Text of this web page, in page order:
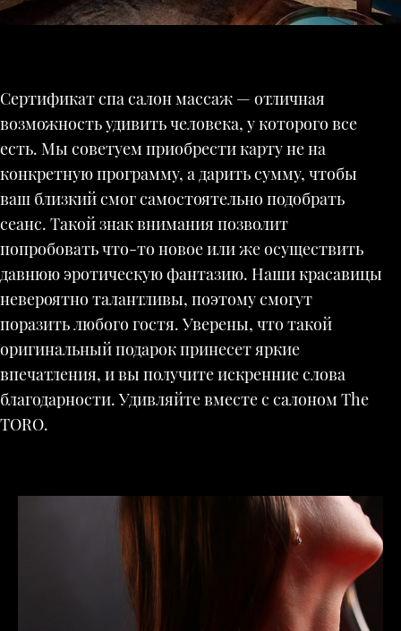
Сертификат спа салон массаж — отличная
возможность удивить человека, у которого все
есть. Мы советуем приобрести карту не на
конкретную программу, а дарить сумму, чтобы
ваш близкий смог самостоятельно подобрать
сеанс. Такой знак внимания позволит
попробовать что-то новое или же осуществить
давнюю эротическую фантазию. Наши красавицы
невероятно талантливы, поэтому смогут
поразить любого гостя. Уверены, что такой
оригинальный подарок принесет яркие
впечатления, и вы получите искренние слова
благодарности. Удивляйте вместе с салоном The
TORO.